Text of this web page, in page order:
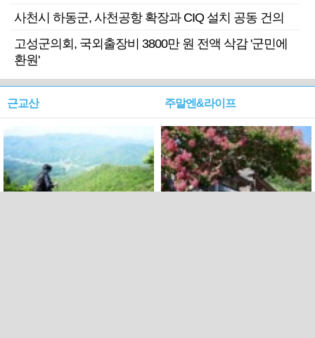
사천시 하동군, 사천공항 확장과 CIQ 설치 공동 건의
고성군의회, 국외출장비 3800만 원 전액 삭감 '군민에
환원'
근교산 주말엔&라이프